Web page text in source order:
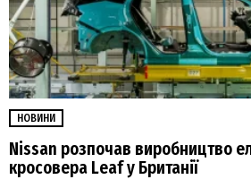
НОВИНИ
Nissan розпочав виробництво
кросовера Leaf у Британії